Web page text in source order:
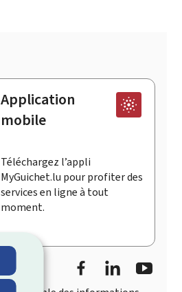
Application
mobile
Téléchargez l’appli
MyGuichet.lu pour profiter des
services en ligne à tout
moment.
FacebookLinkedIn